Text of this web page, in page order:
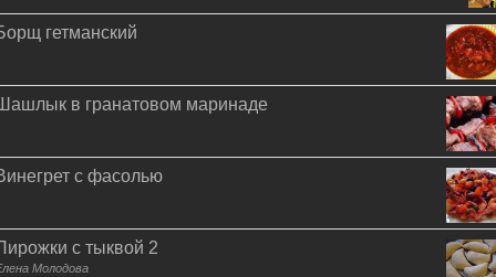
гетманский
в гранатовом маринаде
с фасолью
с тыквой 2
Молодова